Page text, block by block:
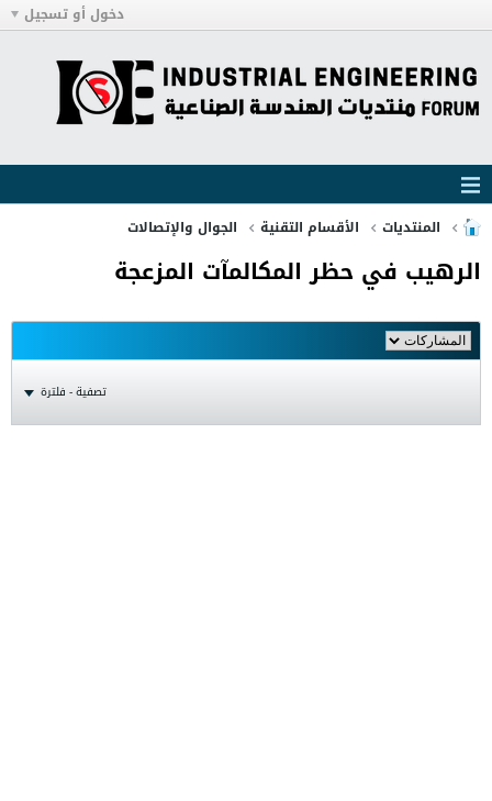
دخول أو تسجيل
المنتديات الأقسام التقنية الجوال والإتصالات
الرهيب في حظر المكالمآت المزعجة
تصفية - فلترة